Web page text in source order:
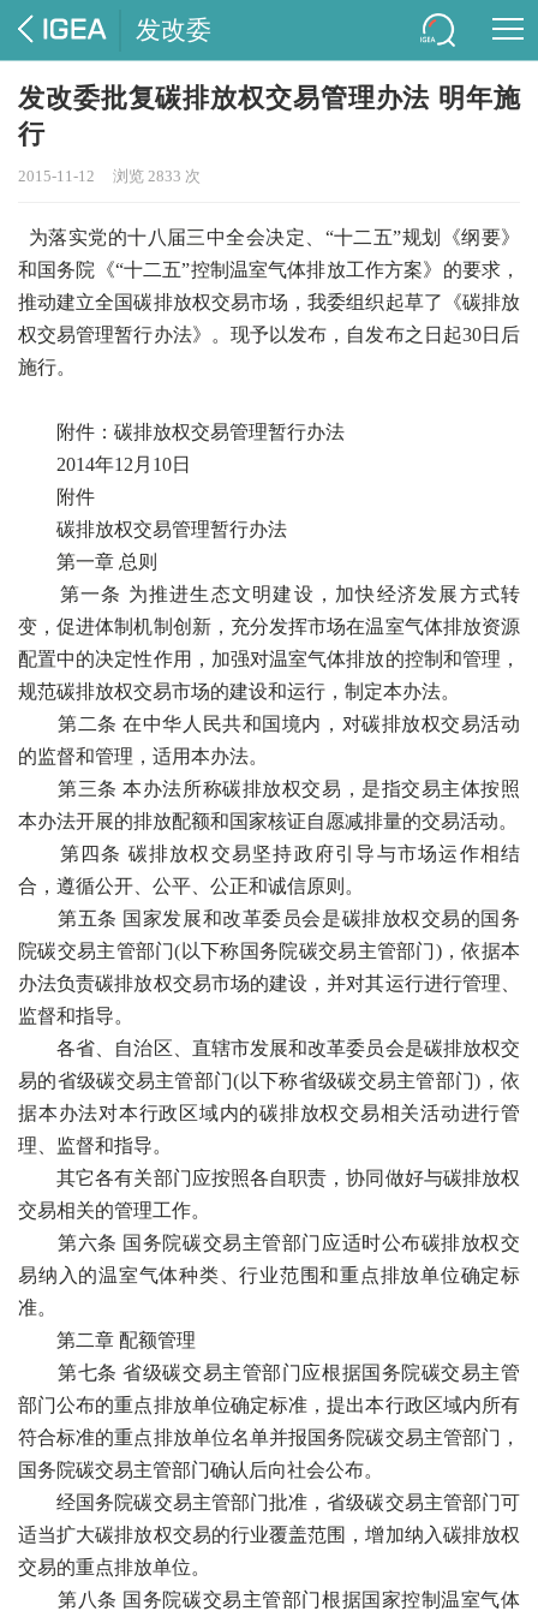
发改委
发改委批复碳排放权交易管理办法 明年施
行
2015-11-12 浏览 2833 次
为落实党的十八届三中全会决定、“十二五”规划《纲要》
和国务院《“十二五”控制温室气体排放工作方案》的要求，
推动建立全国碳排放权交易市场，我委组织起草了《碳排放
权交易管理暂行办法》。现予以发布，自发布之日起30日后
施行。
附件：碳排放权交易管理暂行办法
2014年12月10日
附件
碳排放权交易管理暂行办法
第一章 总则
第一条 为推进生态文明建设，加快经济发展方式转
变，促进体制机制创新，充分发挥市场在温室气体排放资源
配置中的决定性作用，加强对温室气体排放的控制和管理，
规范碳排放权交易市场的建设和运行，制定本办法。
第二条 在中华人民共和国境内，对碳排放权交易活动
的监督和管理，适用本办法。
第三条 本办法所称碳排放权交易，是指交易主体按照
本办法开展的排放配额和国家核证自愿减排量的交易活动。
第四条 碳排放权交易坚持政府引导与市场运作相结
合，遵循公开、公平、公正和诚信原则。
第五条 国家发展和改革委员会是碳排放权交易的国务
院碳交易主管部门(以下称国务院碳交易主管部门)，依据本
办法负责碳排放权交易市场的建设，并对其运行进行管理、
监督和指导。
各省、自治区、直辖市发展和改革委员会是碳排放权交
易的省级碳交易主管部门(以下称省级碳交易主管部门)，依
据本办法对本行政区域内的碳排放权交易相关活动进行管
理、监督和指导。
其它各有关部门应按照各自职责，协同做好与碳排放权
交易相关的管理工作。
第六条 国务院碳交易主管部门应适时公布碳排放权交
易纳入的温室气体种类、行业范围和重点排放单位确定标
准。
第二章 配额管理
第七条 省级碳交易主管部门应根据国务院碳交易主管
部门公布的重点排放单位确定标准，提出本行政区域内所有
符合标准的重点排放单位名单并报国务院碳交易主管部门，
国务院碳交易主管部门确认后向社会公布。
经国务院碳交易主管部门批准，省级碳交易主管部门可
适当扩大碳排放权交易的行业覆盖范围，增加纳入碳排放权
交易的重点排放单位。
第八条 国务院碳交易主管部门根据国家控制温室气体